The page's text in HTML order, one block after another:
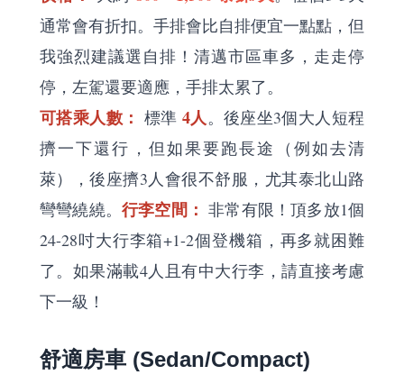
通常會有折扣。手排會比自排便宜一點點，但
我強烈建議選自排！清邁市區車多，走走停
停，左駕還要適應，手排太累了。
可搭乘人數： 標準 4人。後座坐3個大人短程
擠一下還行，但如果要跑長途（例如去清
萊），後座擠3人會很不舒服，尤其泰北山路
彎彎繞繞。 行李空間： 非常有限！頂多放1個
24-28吋大行李箱+1-2個登機箱，再多就困難
了。如果滿載4人且有中大行李，請直接考慮
下一級！
舒適房車 (Sedan/Compact)